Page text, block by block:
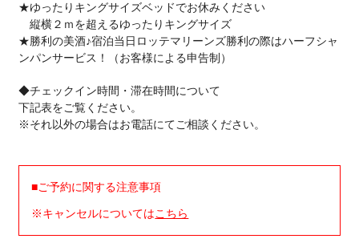
★ゆったりキングサイズベッドでお休みください
縦横２ｍを超えるゆったりキングサイズ
★勝利の美酒♪宿泊当日ロッテマリーンズ勝利の際はハーフシャ
ンパンサービス！（お客様による申告制）
◆チェックイン時間・滞在時間について
下記表をご覧ください。
※それ以外の場合はお電話にてご相談ください。
■ご予約に関する注意事項
※キャンセルについてはこちら